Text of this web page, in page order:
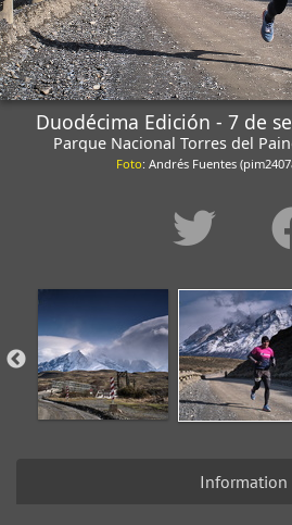
Duodécima Edición - 7 de
Parque Nacional Torres del
Foto: Andrés Fuentes
Information